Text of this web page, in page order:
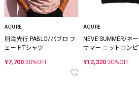
AOURE
別注先行 PABLO/パブロ フ
ェードTシャツ
¥7,700 30%OFF
AOURE
NEVE SUMMER/ネ
サマー ニットコン
¥12,320 30%OFF